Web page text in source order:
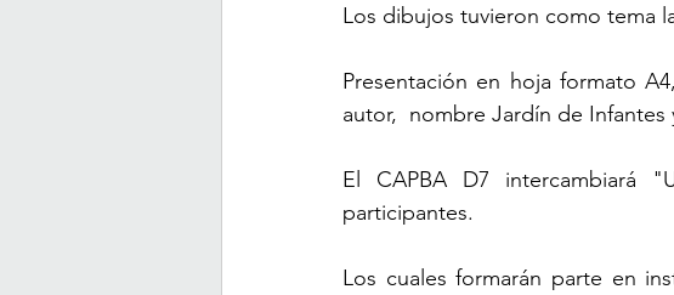
Los dibujos tuvieron como tema
Presentación en hoja formato
autor,  nombre Jardín de Infantes
El CAPBA D7 intercambiará
participantes.
Los cuales formarán parte en